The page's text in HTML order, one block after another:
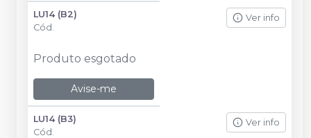
LU14 (B2)
Cód.
Ver info
Produto esgotado
Avise-me
LU14 (B3)
Cód.
Ver info